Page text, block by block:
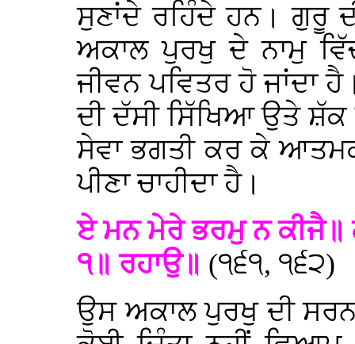
ਸੁਣਾਂਦੇ ਰਹਿੰਦੇ ਹਨ।
ਅਕਾਲ ਪੁਰਖੁ ਦੇ ਨਾਮੁ
ਜੀਵਨ ਪਵਿਤਰ ਹੋ
ਦੀ ਦੱਸੀ ਸਿੱਖਿਆ ਉਤੇ ਸ਼ੱਕ
ਸੇਵਾ ਭਗਤੀ ਕਰ ਕੇ
ਪੀਣਾ ਚਾਹੀਦਾ ਹੈ।
ਏ ਮਨ ਮੇਰੇ ਭਰਮੁ ਨ ਕੀਜੈ॥
੧॥ ਰਹਾਉ॥ (੧੬੧, ੧੬੨)
ਉਸ ਅਕਾਲ ਪੁਰਖੁ ਦੀ